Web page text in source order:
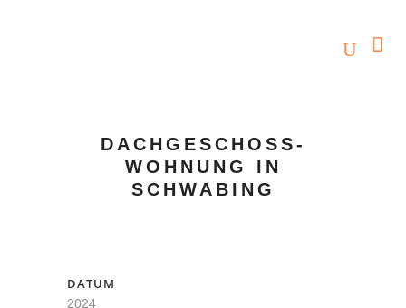
DACHGESCHOSS-
WOHNUNG IN
SCHWABING
DATUM
2024